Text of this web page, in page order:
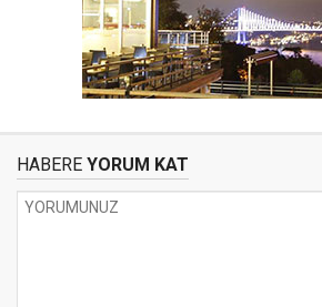
HABERE YORUM KAT